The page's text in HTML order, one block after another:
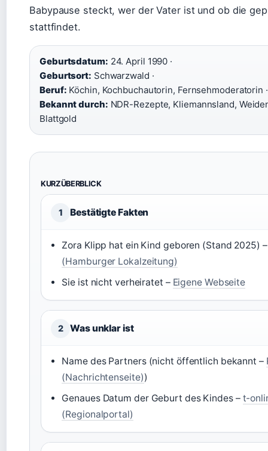
Babypause steckt, wer der Vater ist und ob die
stattfindet.
Geburtsdatum: 24. April 1990 ·
Geburtsort: Schwarzwald ·
Beruf: Köchin, Kochbuchautorin, Fernsehmoderatorin ·
Bekannt durch: NDR-Rezepte, Kliemannsland,
Blattgold
KURZÜBERBLICK
1 Bestätigte Fakten
Zora Klipp hat ein Kind geboren (Stand 2025)
(Hamburger Lokalzeitung)
Sie ist nicht verheiratet – Eigene Webseite
2 Was unklar ist
Name des Partners (nicht öffentlich bekannt –
(Nachrichtenseite))
Genaues Datum der Geburt des Kindes – t-
(Regionalportal)